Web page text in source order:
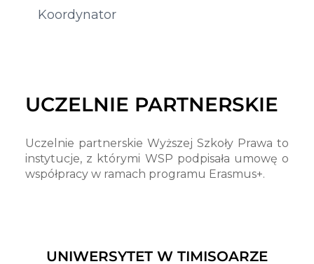
Koordynator
UCZELNIE PARTNERSKIE
Uczelnie partnerskie Wyższej Szkoły Prawa to
instytucje, z którymi WSP podpisała umowę o
współpracy w ramach programu Erasmus+.
UNIWERSYTET W TIMISOARZE